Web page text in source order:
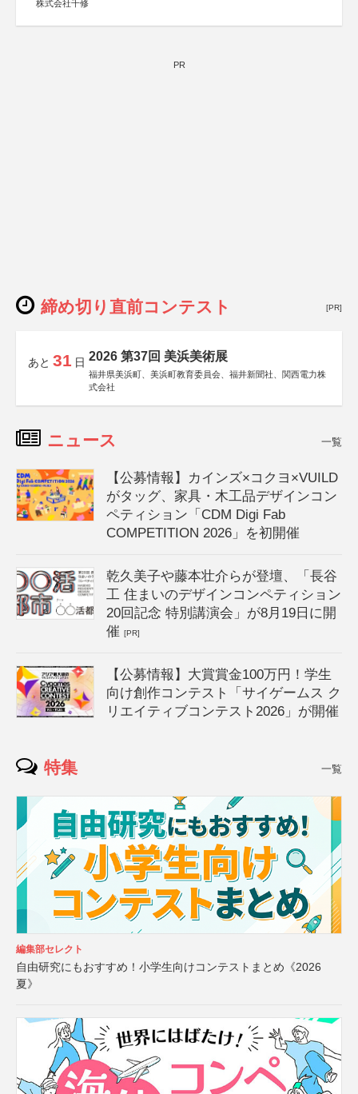
株式会社千修
PR
締め切り直前コンテスト [PR]
あと 31 日 2026 第37回 美浜美術展
福井県美浜町、美浜町教育委員会、福井新聞社、関西電力株
式会社
ニュース 一覧
【公募情報】カインズ×コクヨ×VUILD
がタッグ、家具・木工品デザインコン
ペティション「CDM Digi Fab
COMPETITION 2026」を初開催
乾久美子や藤本壮介らが登壇、「長谷
工 住まいのデザインコンペティション
20回記念 特別講演会」が8月19日に開
催[PR]
【公募情報】大賞賞金100万円！学生
向け創作コンテスト「サイゲームス ク
リエイティブコンテスト2026」が開催
特集 一覧
編集部セレクト
自由研究にもおすすめ！小学生向けコンテストまとめ《2026
夏》